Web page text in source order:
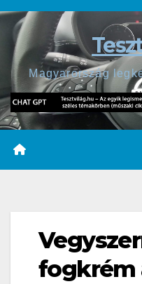
Skip
content
Magyarország
fogkrém